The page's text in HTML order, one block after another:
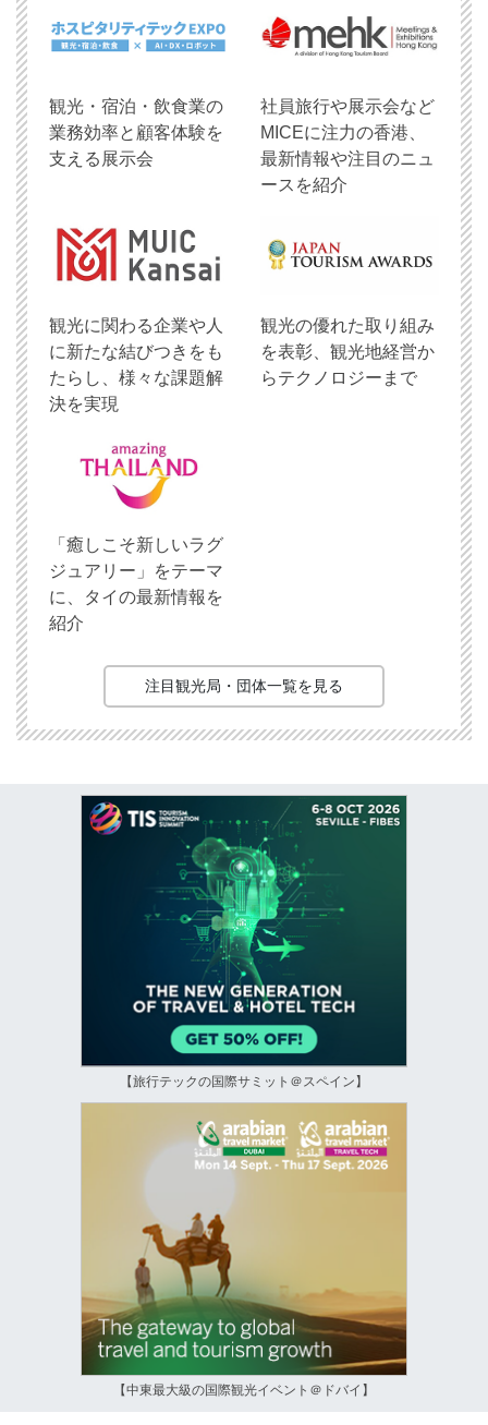
観光・宿泊・飲食業の
業務効率と顧客体験を
支える展示会
社員旅行や展示会など
MICEに注力の香港、
最新情報や注目のニュ
ースを紹介
観光に関わる企業や人
に新たな結びつきをも
たらし、様々な課題解
決を実現
観光の優れた取り組み
を表彰、観光地経営か
らテクノロジーまで
「癒しこそ新しいラグ
ジュアリー」をテーマ
に、タイの最新情報を
紹介
注目観光局・団体一覧を見る
【旅行テックの国際サミット＠スペイン】
【中東最大級の国際観光イベント＠ドバイ】